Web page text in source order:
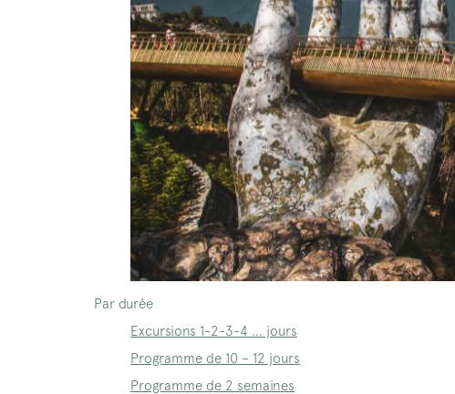
Par durée
Excursions 1-2-3-4 … jours
Programme de 10 – 12 jours
Programme de 2 semaines